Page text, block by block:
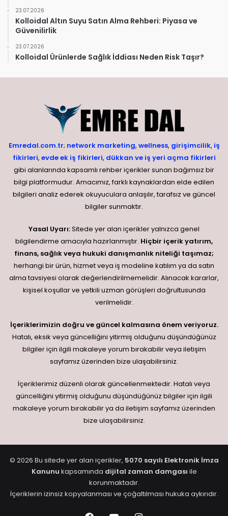
23.07.2026
Kolloidal Altın Suyu Satın Alma Rehberi: Piyasa ve
Güvenilirlik
23.07.2026
Kolloidal Ürünlerde Sağlık İddiası Neden Risk Taşır?
Emredal.com.tr; network marketing, wellness, girişimcilik, iş
fikirleri, evde ek iş fikirleri, dükkan ve iş yeri açma fikirleri
gibi alanlarında kapsamlı rehber içerikler sunan bağımsız bir
bilgi platformudur. Amacımız, farklı kaynaklardan elde edilen
bilgileri analiz ederek okuyuculara anlaşılır, tarafsız ve güncel
bilgiler sunmaktır.
Yasal Uyarı:Sitede yer alan içerikler yalnızca genel
bilgilendirme amacıyla hazırlanmıştır. Hiçbir içerik yatırım,
finans, sağlık veya hukuki danışmanlık niteliği taşımaz;
herhangi bir ürün, hizmet veya iş modeline katılım ya da satın
alma tavsiyesi olarak değerlendirilmemelidir. Alınacak kararlar,
kişisel koşullar ve yetkili uzman görüşleri doğrultusunda
verilmelidir.
İçeriklerimizin doğru ve güncel kalmasına önem veriyoruz.
Hatalı, eksik veya güncelliğini yitirmiş olduğunu düşündüğünüz
bilgiler için ilgili makaleye yorum bırakabilir veya iletişim
sayfamız üzerinden bize ulaşabilirsiniz.
İçeriklerimiz düzenli olarak güncellenmektedir. Hatalı veya
güncelliğini yitirmiş olduğunu düşündüğünüz bilgiler için ilgili
makaleye yorum bırakabilir ya da iletişim sayfamız üzerinden
bize ulaşabilirsiniz.
© 2026 Bu sitede yer alan içerikler, 5070 sayılı Elektronik İmza
Kanunu kapsamında dijital zaman damgası ile
korunmaktadır.
İçeriklerin izinsiz kopyalanması ve çoğaltılması hukuka aykırıdır.